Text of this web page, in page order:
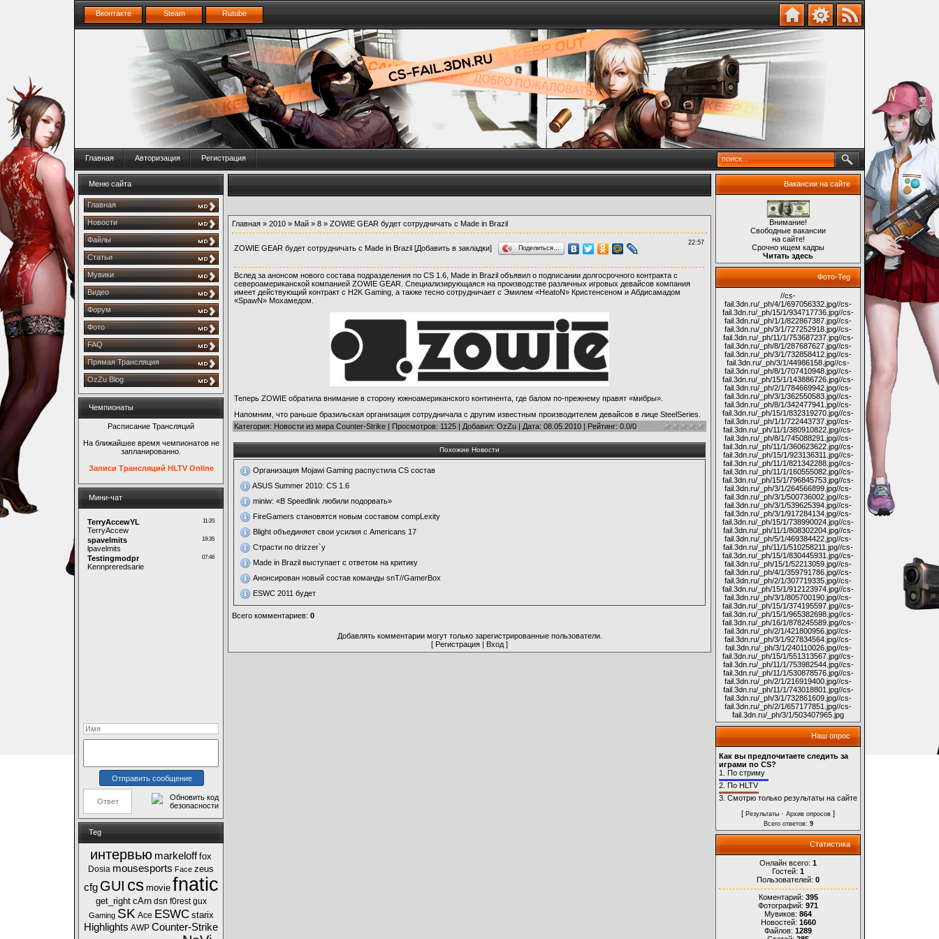
Вконтакте Steam Rutube
Главная Авторизация Регистрация
Меню сайта
Главная
Новости
Файлы
Статьи
Мувики
Видео
Форум
Фото
FAQ
Прямая Трансляция
OzZu Blog
Чемпионаты
Расписание Трансляций
На ближайшее время чемпионатов не
запланированно.
Записи Трансляций HLTV Online
Мини-чат
Teg
интервью markeloff fox
Dosia mousesports Face zeus
cfg GUI cs movie fnatic
get_right cArn dsn f0rest gux
Gaming SK Ace ESWC starix
Highlights AWP Counter-Strike
Главная » 2010 » Май » 8 » ZOWIE GEAR будет сотрудничать с Made in Brazil
22:57
ZOWIE GEAR будет сотрудничать с Made in Brazil [Добавить в закладки] Поделиться…
Вслед за анонсом нового состава подразделения по CS 1.6, Made in Brazil объявил о подписании долгосрочного контракта с
североамериканской компанией ZOWIE GEAR. Специализирующаяся на производстве различных игровых девайсов компания
имеет действующий контракт с H2K Gaming, а также тесно сотрудничает с Эмилем «HeatoN» Кристенсеном и Абдисамадом
«SpawN» Мохамедом.
Теперь ZOWIE обратила внимание в сторону южноамериканского континента, где балом по-прежнему правят «мибры».
Напомним, что раньше бразильская организация сотрудничала с другим известным производителем девайсов в лице SteelSeries.
Категория: Новости из мира Counter-Strike | Просмотров: 1125 | Добавил: OzZu | Дата: 08.05.2010 | Рейтинг: 0.0/0
Похожие Новости
Организация Mojawi Gaming распустила CS состав
ASUS Summer 2010: CS 1.6
miniw: «В Speedlink любили подорвать»
FireGamers становятся новым составом compLexity
Blight объединяет свои усилия с Americans 17
Страсти по drizzer`у
Made in Brazil выступает с ответом на критику
Анонсирован новый состав команды snT//GamerBox
ESWC 2011 будет
Всего комментариев: 0
Добавлять комментарии могут только зарегистрированные пользователи.
[ Регистрация | Вход ]
Вакансии на сайте
Внимание!
Свободные вакансии
на сайте!
Срочно ищем кадры
Читать здесь
Фото-Teg
//cs-
fail.3dn.ru/_ph/4/1/697056332.jpg//cs-
fail.3dn.ru/_ph/15/1/934717736.jpg//cs-
fail.3dn.ru/_ph/1/1/822867387.jpg//cs-
fail.3dn.ru/_ph/3/1/727252918.jpg//cs-
fail.3dn.ru/_ph/11/1/753687237.jpg//cs-
fail.3dn.ru/_ph/8/1/287687627.jpg//cs-
fail.3dn.ru/_ph/3/1/732858412.jpg//cs-
fail.3dn.ru/_ph/3/1/44986158.jpg//cs-
fail.3dn.ru/_ph/8/1/707410948.jpg//cs-
fail.3dn.ru/_ph/15/1/143886726.jpg//cs-
fail.3dn.ru/_ph/2/1/784669942.jpg//cs-
fail.3dn.ru/_ph/3/1/362550583.jpg//cs-
fail.3dn.ru/_ph/8/1/342477941.jpg//cs-
fail.3dn.ru/_ph/15/1/832319270.jpg//cs-
fail.3dn.ru/_ph/1/1/722443737.jpg//cs-
fail.3dn.ru/_ph/11/1/380910822.jpg//cs-
fail.3dn.ru/_ph/8/1/745088291.jpg//cs-
fail.3dn.ru/_ph/11/1/360623622.jpg//cs-
fail.3dn.ru/_ph/15/1/923136311.jpg//cs-
fail.3dn.ru/_ph/11/1/821342288.jpg//cs-
fail.3dn.ru/_ph/11/1/160555082.jpg//cs-
fail.3dn.ru/_ph/15/1/796845753.jpg//cs-
fail.3dn.ru/_ph/3/1/264566899.jpg//cs-
fail.3dn.ru/_ph/3/1/500736002.jpg//cs-
fail.3dn.ru/_ph/3/1/539625394.jpg//cs-
fail.3dn.ru/_ph/3/1/917284134.jpg//cs-
fail.3dn.ru/_ph/15/1/738990024.jpg//cs-
fail.3dn.ru/_ph/11/1/808302204.jpg//cs-
fail.3dn.ru/_ph/5/1/469384422.jpg//cs-
fail.3dn.ru/_ph/11/1/510258211.jpg//cs-
fail.3dn.ru/_ph/15/1/830445931.jpg//cs-
fail.3dn.ru/_ph/15/1/52213059.jpg//cs-
fail.3dn.ru/_ph/4/1/359791786.jpg//cs-
fail.3dn.ru/_ph/2/1/307719335.jpg//cs-
fail.3dn.ru/_ph/15/1/912123974.jpg//cs-
fail.3dn.ru/_ph/3/1/805700190.jpg//cs-
fail.3dn.ru/_ph/15/1/374195597.jpg//cs-
fail.3dn.ru/_ph/15/1/965382698.jpg//cs-
fail.3dn.ru/_ph/16/1/878245589.jpg//cs-
fail.3dn.ru/_ph/2/1/421800956.jpg//cs-
fail.3dn.ru/_ph/3/1/927834564.jpg//cs-
fail.3dn.ru/_ph/3/1/240110026.jpg//cs-
fail.3dn.ru/_ph/15/1/551313567.jpg//cs-
fail.3dn.ru/_ph/11/1/753982544.jpg//cs-
fail.3dn.ru/_ph/11/1/530878576.jpg//cs-
fail.3dn.ru/_ph/2/1/216919400.jpg//cs-
fail.3dn.ru/_ph/11/1/743018801.jpg//cs-
fail.3dn.ru/_ph/3/1/732861609.jpg//cs-
fail.3dn.ru/_ph/2/1/657177851.jpg//cs-
fail.3dn.ru/_ph/3/1/503407965.jpg
Наш опрос
Как вы предпочитаете следить за
играми по CS?
1. По стриму
2. По HLTV
3. Смотрю только результаты на сайте
[ Результаты · Архив опросов ]
Всего ответов: 9
Статистика
Онлайн всего: 1
Гостей: 1
Пользователей: 0
Коментарий: 395
Фотографий: 971
Мувиков: 864
Новостей: 1660
Файлов: 1289